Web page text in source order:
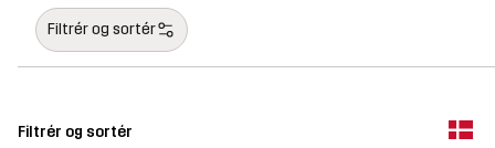
Filtrér og sortér
Filtrér og sortér